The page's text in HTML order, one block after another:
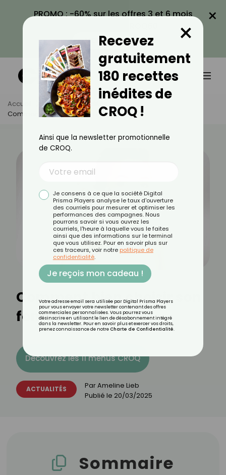
PROMO : -60% sur les offres 3 et 6 mois
VOIR LA PROMO
×
Accueil Actus
Actualités
Comment Bien Choisir Son Fond De Teint ?
Comment bien choisir son
fond de teint ?
Découvrez les 11 menus CROQ
ACTUALITÉS ParAmeline Lieb
Publié le 20/03/2025
Sommaire
Recevez
gratuitement
180 recettes
inédites de
CROQ !
×
Ainsi que la newsletter promotionnelle
de CROQ.
Je consens à ce que la société Digital
Prisma Players analyse le taux d'ouverture
des courriels pour mesurer et optimiser les
performances des campagnes. Nous
pourrons savoir si vous ouvrez les
courriels, l'heure à laquelle vous le faites
ainsi que des informations sur le terminal
que vous utilisez. Pour en savoir plus sur
ces traceurs, voir notre politique de
confidentialité.
Je reçois mon cadeau !
Votre adresse email sera utilisée par Digital Prisma Players
pour vous envoyer votre newsletter contenant des offres
commerciales personnalisées. Vous pourrez vous
désinscrire en utilisant le lien de désabonnement intégré
dans la newsletter. Pour en savoir plus et exercer vos droits,
prenez connaissance de notre Charte de Confidentialité.